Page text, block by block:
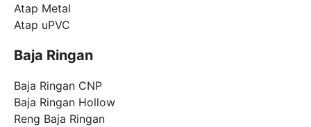
Atap Metal
Atap uPVC
Baja Ringan
Baja Ringan CNP
Baja Ringan Hollow
Reng Baja Ringan